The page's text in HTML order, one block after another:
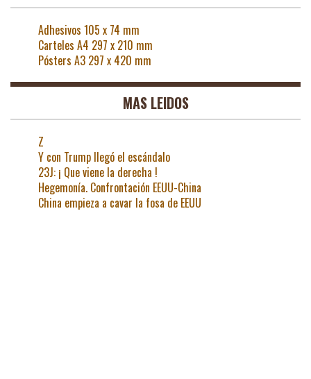
Adhesivos 105 x 74 mm
Carteles A4 297 x 210 mm
Pósters A3 297 x 420 mm
MAS LEIDOS
Z
Y con Trump llegó el escándalo
23J: ¡ Que viene la derecha !
Hegemonía. Confrontación EEUU-China
China empieza a cavar la fosa de EEUU